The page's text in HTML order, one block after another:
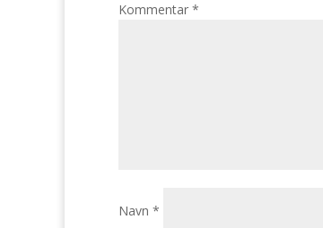
Kommentar *
Navn *